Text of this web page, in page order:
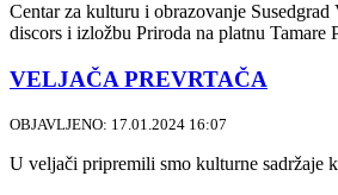
Centar za kulturu i obrazovanje
discors i izložbu Priroda na platnu
VELJAČA PREVRTAČA
OBJAVLJENO: 17.01.2024 16:07
U veljači pripremili smo kulturne sadržaje